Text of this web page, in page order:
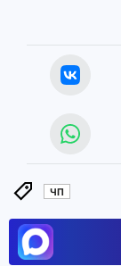
ЧП